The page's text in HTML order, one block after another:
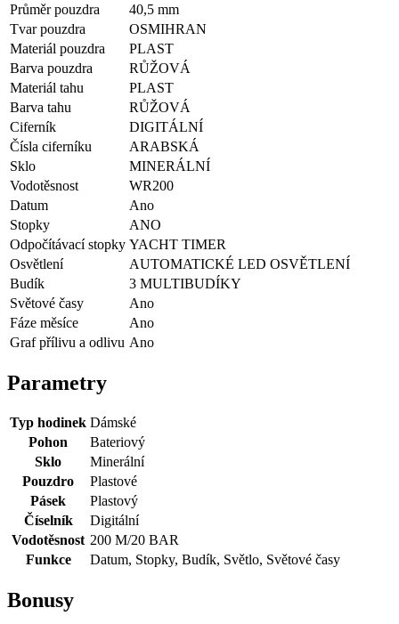
Průměr pouzdra
40,5 mm
Tvar pouzdra
OSMIHRAN
Materiál pouzdra
PLAST
Barva pouzdra
RŮŽOVÁ
Materiál tahu
PLAST
Barva tahu
RŮŽOVÁ
Ciferník
DIGITÁLNÍ
Čísla ciferníku
ARABSKÁ
Sklo
MINERÁLNÍ
Vodotěsnost
WR200
Datum
Ano
Stopky
ANO
Odpočítávací stopky YACHT TIMER
Osvětlení
AUTOMATICKÉ LED OSVĚTLENÍ
Budík
3 MULTIBUDÍKY
Světové časy
Ano
Fáze měsíce
Ano
Graf přílivu a odlivu Ano
Parametry
Typ hodinek Dámské
Pohon
Bateriový
Sklo
Minerální
Pouzdro
Plastové
Pásek
Plastový
Číselník
Digitální
Vodotěsnost 200 M/20 BAR
Funkce
Datum, Stopky, Budík, Světlo, Světové časy
Bonusy